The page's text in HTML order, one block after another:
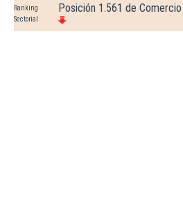
Ranking
Sectorial
Posición 1.561 de